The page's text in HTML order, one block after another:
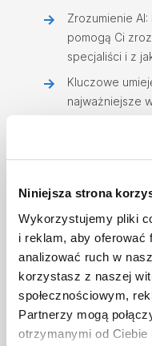
Niniejsza strona
Wykorzystujemy pliki
i reklam, aby oferować
analizować ruch w
korzystasz z naszej
społecznościowym,
Partnerzy mogą
otrzymanymi od
Zrozumienie
pomogą Ci
specjaliści i z
Kluczowe
najważniejsze
Kompozycja
przykładowa
Gdzie szukać
Jak ocenić
kandydata/
Co oferować -
AI i w jakie
powinniśmy